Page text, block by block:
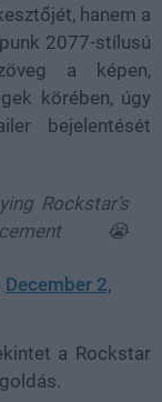
hanem a
2077-stílusú
a képen,
körében, úgy
bejelentését
Rockstar’s
😭
December 2,
a Rockstar